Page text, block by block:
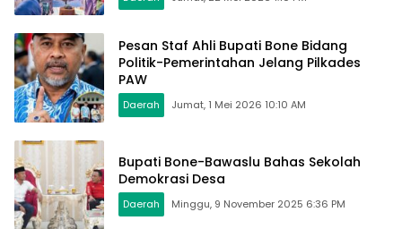
Pesan Staf Ahli Bupati Bone Bidang
Politik-Pemerintahan Jelang Pilkades
PAW
Daerah Jumat, 1 Mei 2026 10:10 AM
Bupati Bone-Bawaslu Bahas Sekolah
Demokrasi Desa
Daerah Minggu, 9 November 2025 6:36 PM